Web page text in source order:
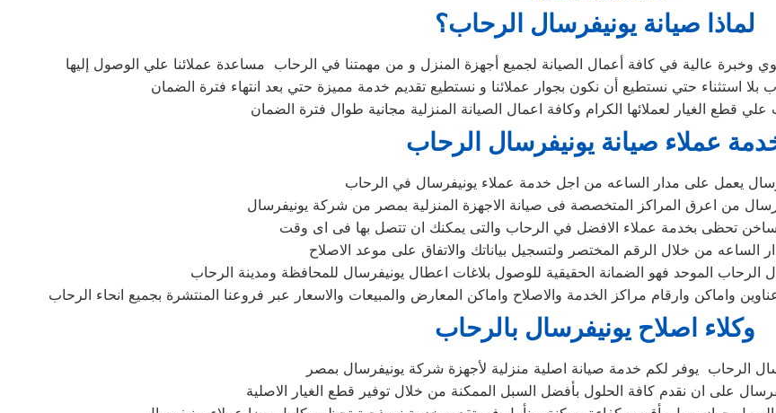
لماذا صيانة يونيفرسال الرحاب؟
وخبرة عالية في كافة أعمال الصيانة لجميع أجهزة المنزل و من مهمتنا في الرحاب مساعدة عملائنا علي الوصول إليها
استثناء حتي نستطيع أن نكون بجوار عملائنا و نستطيع تقديم خدمة مميزة حتي بعد انتهاء فترة الضمان
قطع الغيار لعملائها الكرام وكافة اعمال الصيانة المنزلية مجانية طوال فترة الضمان
عملاء صيانة يونيفرسال الرحاب
يعمل على مدار الساعه من اجل خدمة عملاء يونيفرسال في الرحاب
من اعرق المراكز المتخصصة فى صيانة الاجهزة المنزلية بمصر من شركة يونيفرسال
تحظى بخدمة عملاء الافضل في الرحاب والتى يمكنك ان تتصل بها فى اى وقت
الساعه من خلال الرقم المختصر ولتسجيل بياناتك والاتفاق على موعد الاصلاح
الرحاب الموحد فهو الضمانة الحقيقية للوصول بلاغات اعطال يونيفرسال للمحافظة ومدينة الرحاب
واماكن وارقام مراكز الخدمة والاصلاح واماكن المعارض والمبيعات والاسعار عبر فروعنا المنتشرة بجميع انحاء الرحاب
وكلاء اصلاح يونيفرسال بالرحاب
الرحاب يوفر لكم خدمة صيانة اصلية منزلية لأجهزة شركة يونيفرسال بمصر
على ان نقدم كافة الحلول بأفضل السبل الممكنة من خلال توفير قطع الغيار الاصلية